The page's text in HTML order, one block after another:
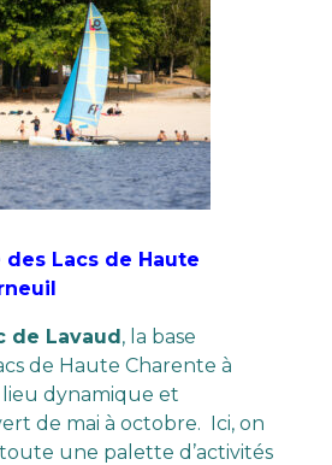
des Lacs de Haute
de Lavaud, la base
de Haute Charente à
dynamique et
de mai à octobre. Ici, on
une palette d’activités